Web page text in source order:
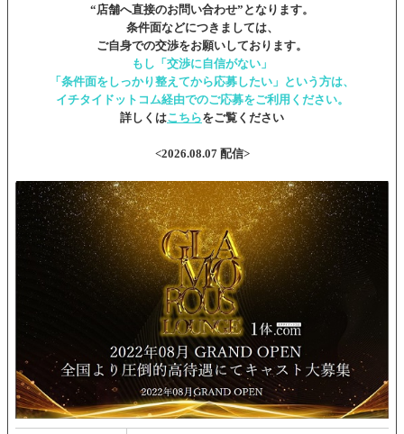
“店舗へ直接のお問い合わせ”となります。
条件面などにつきましては、
ご自身での交渉をお願いしております。
もし「交渉に自信がない」
「条件面をしっかり整えてから応募したい」という方は、
イチタイドットコム経由でのご応募をご利用ください。
詳しくはこちらをご覧ください
<2026.08.07 配信>